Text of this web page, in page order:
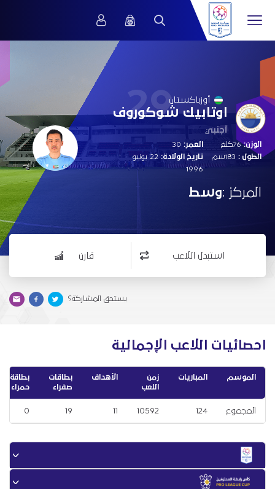
29أوزباكستان
اوتابيك شوكوروف
أجنبي
الوزن:76كلغ
الطول :
العمر:
تاريخ الولادة:
22 يونيو
1996
المركز :وسط
استبدل اللاعب قارن
يستحق المشاركة؟
احصائيات اللاعب الإجمالية
الموسم المباريات
زمن
اللعب
الأهداف
بطاقات
صفراء
بطاقة
حمراء
المجموع 124
10592
11
19
0